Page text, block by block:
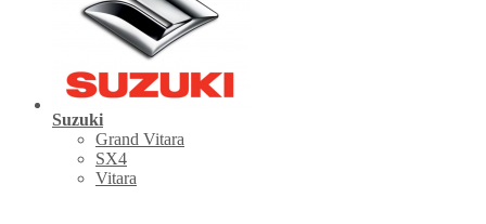
Suzuki
Grand Vitara
SX4
Vitara